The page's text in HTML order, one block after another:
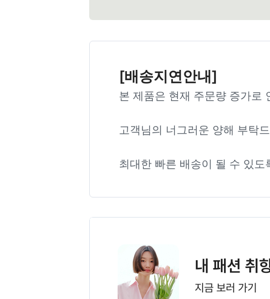
[배송지연안내]
본 제품은 현재 주문량 증가로
고객님의 너그러운 양해 부탁
최대한 빠른 배송이 될 수 있도